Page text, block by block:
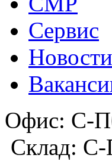
Сервис
Новости
Офис: С-
Склад: С-